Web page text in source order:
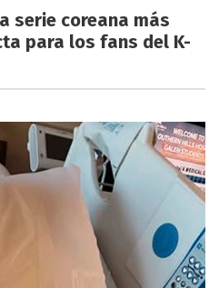
serie coreana más
para los fans del K-